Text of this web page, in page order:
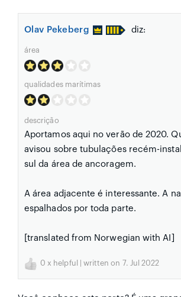
Olav Pekeberg diz:
área
qualidades marítimas
descrição
Aportamos aqui no verão de 2020.
avisou sobre tubulações recém-
sul da área de ancoragem.
A área adjacente é interessante. A
espalhados por toda parte.
[translated from Norwegian with AI]
0 x helpful | written on 7. Jul 2022